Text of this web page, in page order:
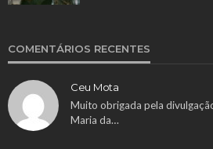
COMENTÁRIOS RECENTES
Ceu Mota
Muito obrigada pela
Maria da…